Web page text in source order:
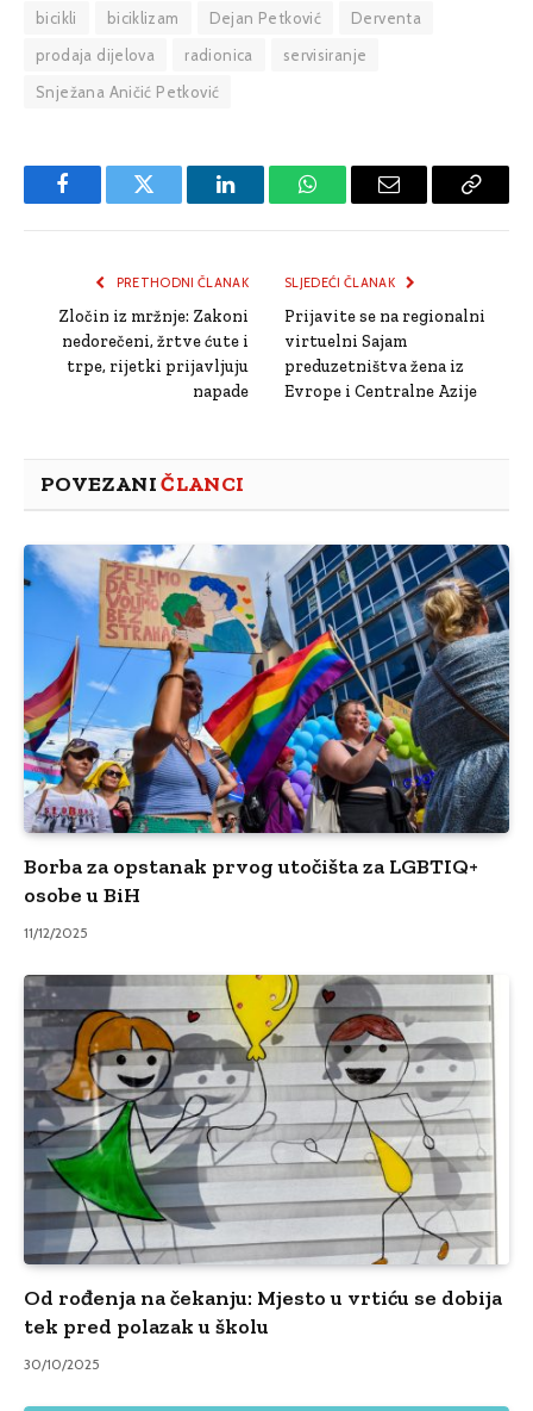
bicikli biciklizam Dejan Petković
Derventa
prodaja dijelova
radionica
servisiranje
Snježana Aničić Petković
FacebookTwitter LinkedInWhatsAppEmail
Copy
PRETHODNI ČLANAK
Zločin iz mržnje: Zakoni
nedorečeni, žrtve ćute i
trpe, rijetki prijavljuju
napade
SLJEDEĆI ČLANAK
Prijavite se na regionalni
virtuelni Sajam
preduzetništva žena iz
Evrope i Centralne Azije
POVEZANIČLANCI
Borba za opstanak prvog utočišta za LGBTIQ+
osobe u BiH
11/12/2025
Od rođenja na čekanju: Mjesto u vrtiću se dobija
tek pred polazak u školu
30/10/2025